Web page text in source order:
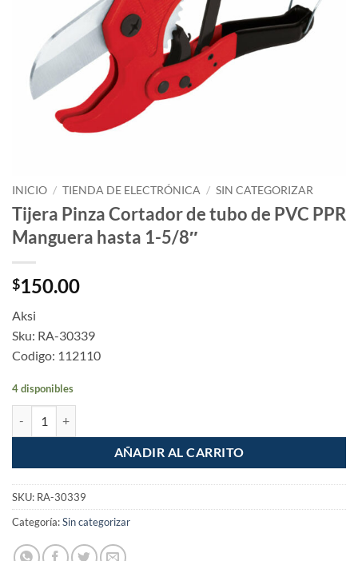
INICIO / TIENDA DE ELECTRÓNICA / SIN CATEGORIZAR
Tijera Pinza Cortador de tubo de PVC PPR
Manguera hasta 1-5/8″
$150.00
Aksi
Sku: RA-30339
Codigo: 112110
4 disponibles
AÑADIR AL CARRITO
SKU: RA-30339
Categoría:Sin categorizar